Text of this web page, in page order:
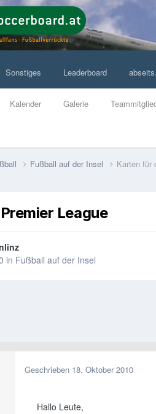
Kalender Galerie
Sonstiges Leaderboard
Fußball auf der Insel Karten für
League
in Fußball auf der Insel
Geschrieben 18. Oktober 2010
Hallo Leute,